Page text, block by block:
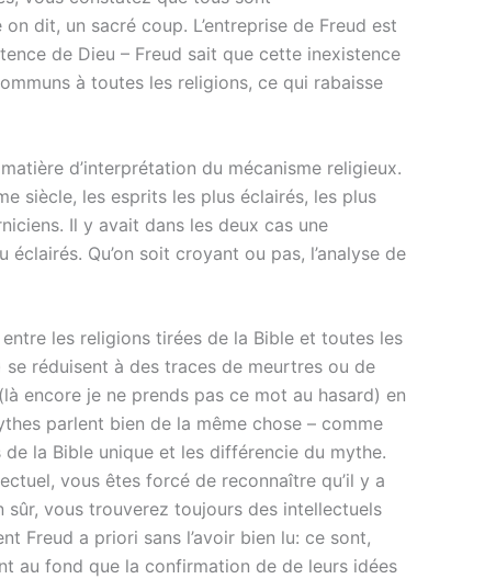
dit, un sacré coup. L’entreprise de Freud est
de Dieu – Freud sait que cette inexistence
à toutes les religions, ce qui rabaisse
d’interprétation du mécanisme religieux.
siècle, les esprits les plus éclairés, les plus
Il y avait dans les deux cas une
Qu’on soit croyant ou pas, l’analyse de
les religions tirées de la Bible et toutes les
réduisent à des traces de meurtres ou de
encore je ne prends pas ce mot au hasard) en
parlent bien de la même chose – comme
la Bible unique et les différencie du mythe.
vous êtes forcé de reconnaître qu’il y a
vous trouverez toujours des intellectuels
Freud a priori sans l’avoir bien lu: ce sont,
au fond que la confirmation de de leurs idées